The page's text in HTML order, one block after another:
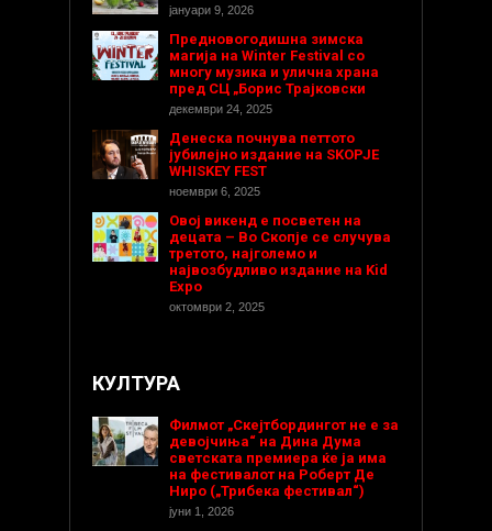
јануари 9, 2026
Предновогодишнa зимска
магија на Winter Festival со
многу музика и улична храна
пред СЦ „Борис Трајковски
декември 24, 2025
Денеска почнува петтото
јубилејно издание на SKOPJE
WHISKEY FEST
ноември 6, 2025
Овој викенд е посветен на
децата – Во Скопје се случува
третото, најголемо и
највозбудливо издание на Kid
Expo
октомври 2, 2025
КУЛТУРА
Филмот „Скејтбордингот не е за
девојчиња“ на Дина Дума
светската премиера ќе ја има
на фестивалот на Роберт Де
Ниро („Трибека фестивал“)
јуни 1, 2026